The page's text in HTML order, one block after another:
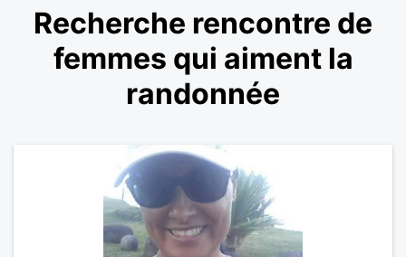
Recherche rencontre de
femmes qui aiment la
randonnée